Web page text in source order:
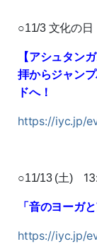
○11/3 文化の
【アシュタン
拝からジャン
ドへ！
https://iyc.jp/
○11/13 (土)
「 音のヨーガ
https://iyc.jp/